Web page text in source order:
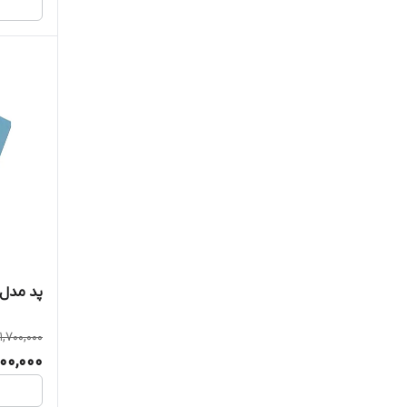
پد مدل
1,700,000